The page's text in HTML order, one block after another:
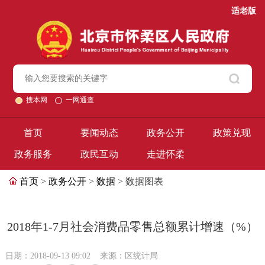
适老版
搜本网 一网通查
首页 要闻动态 政务公开 政策兑现
政务服务 政民互动 走进怀柔
首页 > 政务公开 > 数据 > 数据图表
2018年1-7月社会消费品零售总额累计增速（%）
日期：2018-09-13 09:02 来源：区统计局